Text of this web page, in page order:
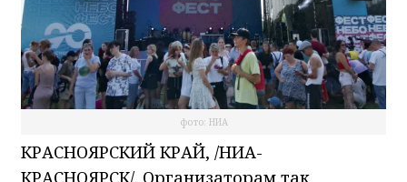
фото: НИА
КРАСНОЯРСКИЙ КРАЙ, /НИА-
КРАСНОЯРСК/. Организаторам так